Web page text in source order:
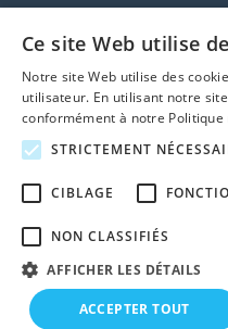
?
Du temps pour
demande une option d’achat.
Enchères en ligne avec
© 2026
Ce site Web utilise
Notre site Web utilise des
utilisateur. En utilisant notre
conformément à notre Politique
STRICTEMENT
CIBLAGE
NON CLASSIFIÉS
AFFICHER LES DÉTAILS
ACCEPTER TOUT